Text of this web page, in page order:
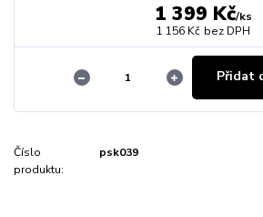
1 399 Kč/ks
1 156 Kč bez DPH
Přidat
Číslo
produktu:
psk039